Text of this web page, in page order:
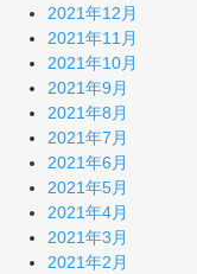
2021年12月
2021年11月
2021年10月
2021年9月
2021年8月
2021年7月
2021年6月
2021年5月
2021年4月
2021年3月
2021年2月